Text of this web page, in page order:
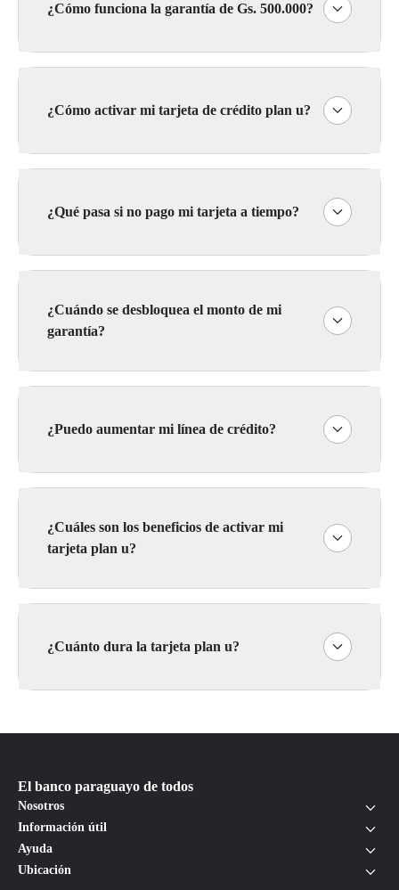
¿Cómo funciona la garantía de Gs. 500.000?
¿Cómo activar mi tarjeta de crédito plan u?
¿Qué pasa si no pago mi tarjeta a tiempo?
¿Cuándo se desbloquea el monto de mi
garantía?
¿Puedo aumentar mi línea de crédito?
¿Cuáles son los beneficios de activar mi
tarjeta plan u?
¿Cuánto dura la tarjeta plan u?
El banco paraguayo de todos
Nosotros
Información útil
Ayuda
Ubicación